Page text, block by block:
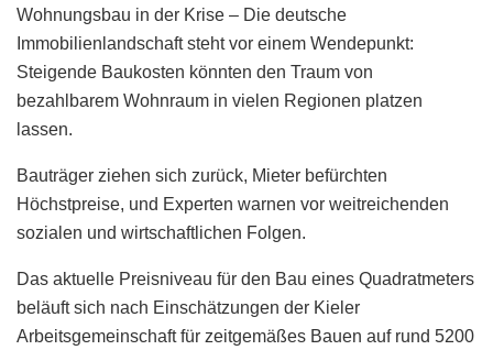
Wohnungsbau in der Krise – Die deutsche
Immobilienlandschaft steht vor einem Wendepunkt:
Steigende Baukosten könnten den Traum von
bezahlbarem Wohnraum in vielen Regionen platzen
lassen.
Bauträger ziehen sich zurück, Mieter befürchten
Höchstpreise, und Experten warnen vor weitreichenden
sozialen und wirtschaftlichen Folgen.
Das aktuelle Preisniveau für den Bau eines Quadratmeters
beläuft sich nach Einschätzungen der Kieler
Arbeitsgemeinschaft für zeitgemäßes Bauen auf rund 5200